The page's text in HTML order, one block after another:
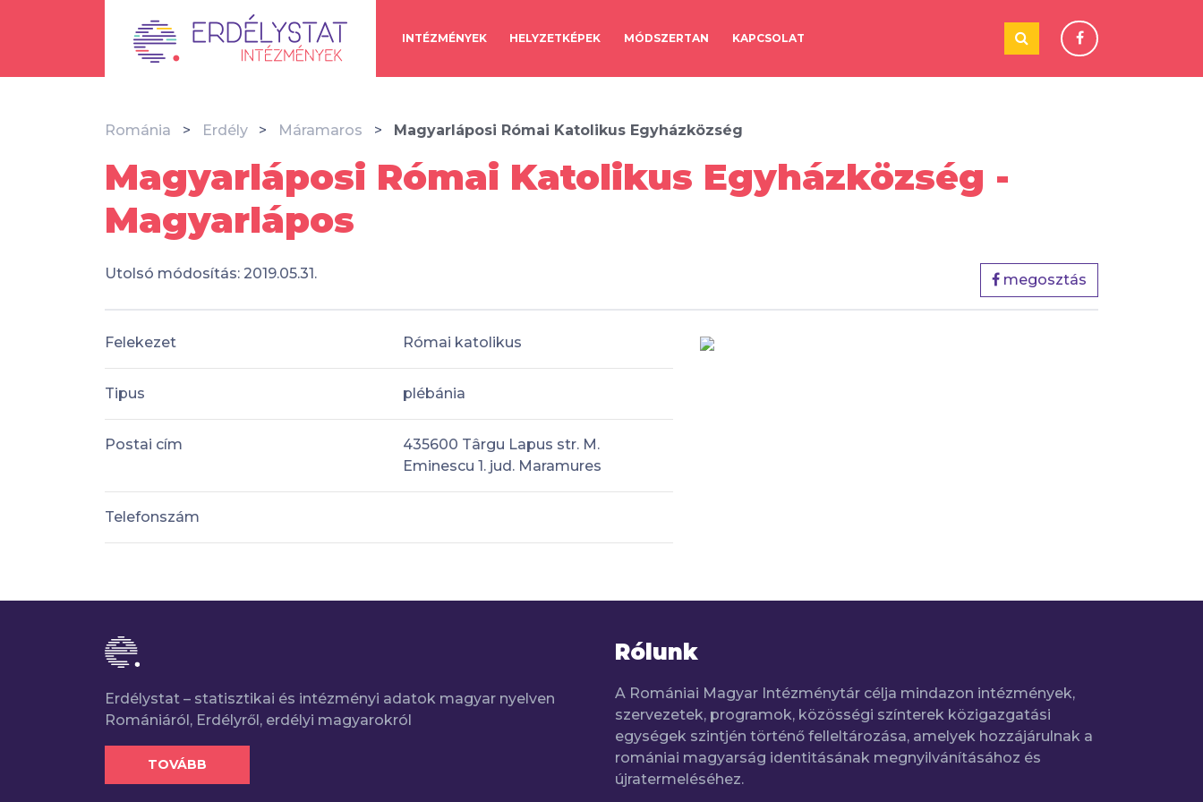
INTÉZMÉNYEK HELYZETKÉPEK MÓDSZERTAN KAPCSOLAT
Románia Erdély Máramaros Magyarláposi Római Katolikus Egyházközség
Magyarláposi Római Katolikus Egyházközség -
Magyarlápos
Utolsó módosítás: 2019.05.31. megosztás
Felekezet Római katolikus
Tipus plébánia
Postai cím
435600 Târgu Lapus str. M.
Eminescu 1. jud. Maramures
Telefonszám
Erdélystat – statisztikai és intézményi adatok magyar nyelven
Romániáról, Erdélyről, erdélyi magyarokról
TOVÁBB
Rólunk
A Romániai Magyar Intézménytár célja mindazon intézmények,
szervezetek, programok, közösségi színterek közigazgatási
egységek szintjén történő felleltározása, amelyek hozzájárulnak a
romániai magyarság identitásának megnyilvánításához és
újratermeléséhez.